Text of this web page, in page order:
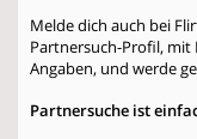
Melde dich auch bei
Partnersuch-Profil,
Angaben, und werde
Partnersuche ist